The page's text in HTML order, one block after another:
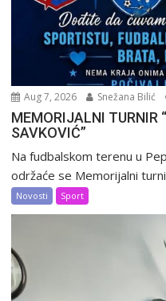
Aug 7, 2026 Snežana Bilić
MEMORIJALNI TURNIR
SAVKOVIĆ”
Na fudbalskom terenu u
održaće se Memorijalni
Novosti Sport